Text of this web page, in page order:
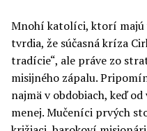
Mnohí katolíci, ktorí
tvrdia, že súčasná kríza
tradície“, ale práve zo
misijného zápalu.
najmä v obdobiach, keď
menej. Mučeníci prvých